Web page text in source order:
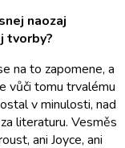
naozaj
tvorby?
na to zapomene, a
vůči tomu trvalému
v minulosti, nad
literaturu. Vesměs
ani Joyce, ani